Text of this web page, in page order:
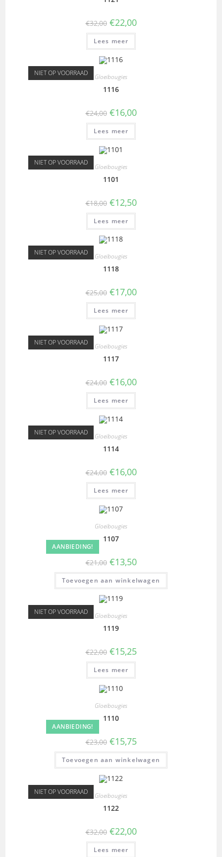
€32,00 €22,00
Lees meer
NIET OP VOORRAAD Gloeibougies
1116
€24,00 €16,00
Lees meer
NIET OP VOORRAAD Gloeibougies
1101
€18,00 €12,50
Lees meer
NIET OP VOORRAAD Gloeibougies
1118
€25,00 €17,00
Lees meer
NIET OP VOORRAAD Gloeibougies
1117
€24,00 €16,00
Lees meer
NIET OP VOORRAAD Gloeibougies
1114
€24,00 €16,00
Lees meer
AANBIEDING!
Gloeibougies
1107
€21,00 €13,50
Toevoegen aan winkelwagen
NIET OP VOORRAAD Gloeibougies
1119
€22,00 €15,25
Lees meer
AANBIEDING!
Gloeibougies
1110
€23,00 €15,75
Toevoegen aan winkelwagen
NIET OP VOORRAAD Gloeibougies
1122
€32,00 €22,00
Lees meer